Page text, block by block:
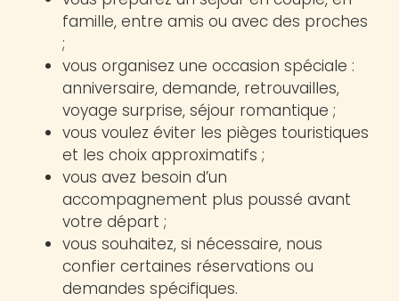
famille, entre amis ou avec des proches
;
vous organisez une occasion spéciale :
anniversaire, demande, retrouvailles,
voyage surprise, séjour romantique ;
vous voulez éviter les pièges touristiques
et les choix approximatifs ;
vous avez besoin d’un
accompagnement plus poussé avant
votre départ ;
vous souhaitez, si nécessaire, nous
confier certaines réservations ou
demandes spécifiques.